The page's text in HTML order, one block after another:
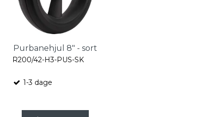
Purbanehjul 8" - sort
R200/42-H3-PUS-SK
1-3 dage